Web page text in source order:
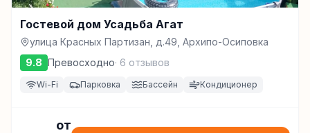
Гостевой дом Усадьба Агат
улица Красных Партизан, д.49, Архипо-Осиповка
9.8 Превосходно· 6 отзывов
Wi-Fi Парковка Бассейн Кондиционер
от